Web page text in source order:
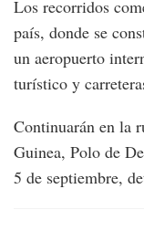
Los recorridos
país, donde se
un aeropuerto
turístico y
Continuarán en la
Guinea, Polo de
5 de septiembre,